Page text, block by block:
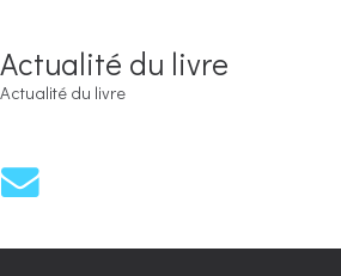
Actualité du livre
Actualité du livre